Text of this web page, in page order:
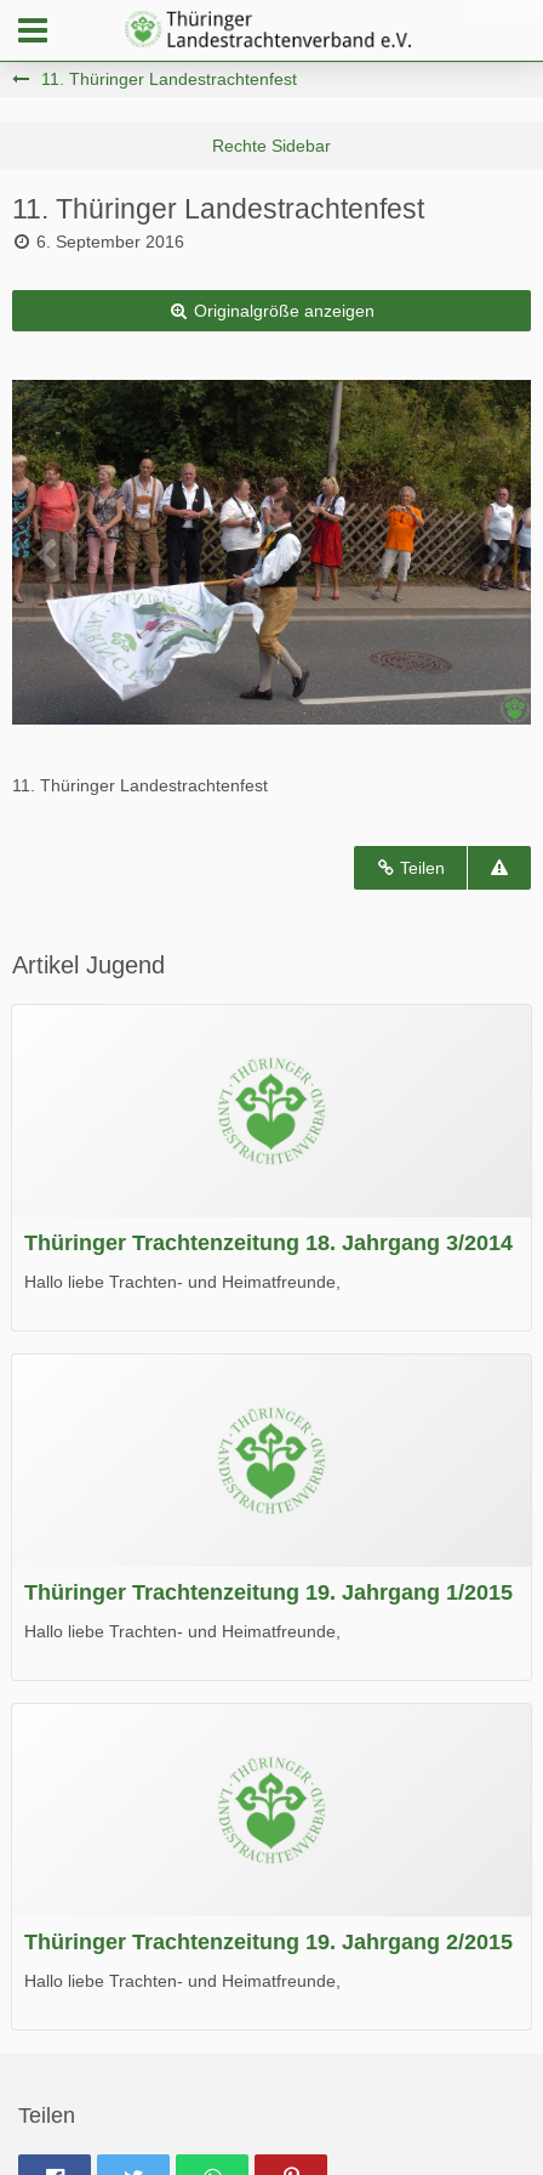
11. Thüringer Landestrachtenfest
11. Thüringer Landestrachtenfest
6. September 2016
Originalgröße anzeigen
11. Thüringer Landestrachtenfest
Teilen
Artikel Jugend
Thüringer Trachtenzeitung 18. Jahrgang 3/2014
Hallo liebe Trachten- und Heimatfreunde,
Wir wünschen Euch viel Spaß beim Lesen.
Thüringer Trachtenzeitung 19. Jahrgang 1/2015
Hallo liebe Trachten- und Heimatfreunde,
Wir wünschen Euch viel Spaß beim Lesen.
Thüringer Trachtenzeitung 19. Jahrgang 2/2015
Hallo liebe Trachten- und Heimatfreunde,
Teilen